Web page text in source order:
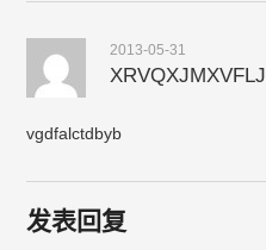
2013-05-31
XRVQXJMXVFLJ
vgdfalctdbyb
发表回复